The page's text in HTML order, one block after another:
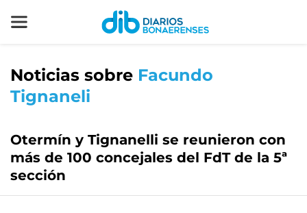
Noticias sobre Facundo
Tignaneli
Otermín y Tignanelli se reunieron con
más de 100 concejales del FdT de la 5ª
sección